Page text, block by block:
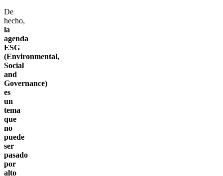
De
hecho,
la
agenda
ESG
(Environmental,
Social
and
Governance)
es
un
tema
que
no
puede
ser
pasado
por
alto